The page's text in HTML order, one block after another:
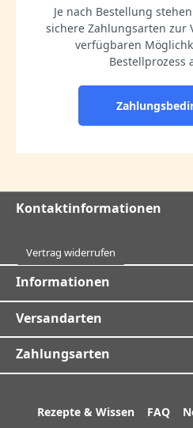
Je nach Bestellung
sichere Zahlungsarten zur
verfügbaren
Bestellprozess
Kontaktinformationen
Vertrag widerrufen
Informationen
Versandarten
Zahlungsarten
Rezepte & Wissen FAQ